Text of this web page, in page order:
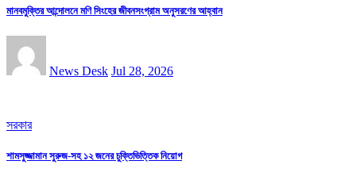
মানবমুক্তির আন্দোলনে মণি সিংহের জীবনসংগ্রাম অনুসরণের আহ্বান
News Desk Jul 28, 2026
সরকার
শামসুজ্জামান সুরুজ-সহ ১২ জনের চুক্তিভিত্তিক নিয়োগ